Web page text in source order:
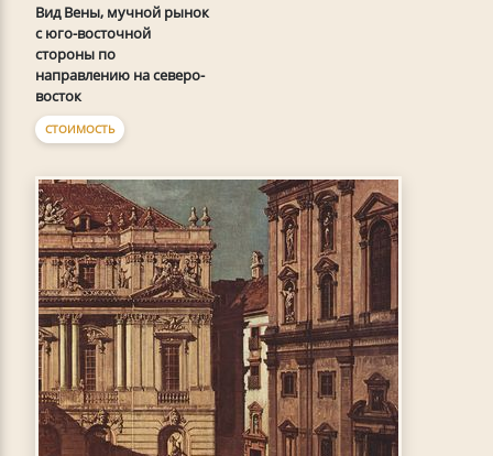
Вид Вены, мучной рынок
с юго-восточной
стороны по
направлению на северо-
восток
СТОИМОСТЬ